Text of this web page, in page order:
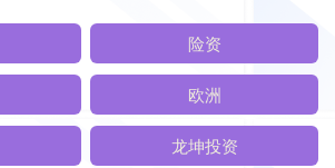
险资
欧洲
龙坤投资